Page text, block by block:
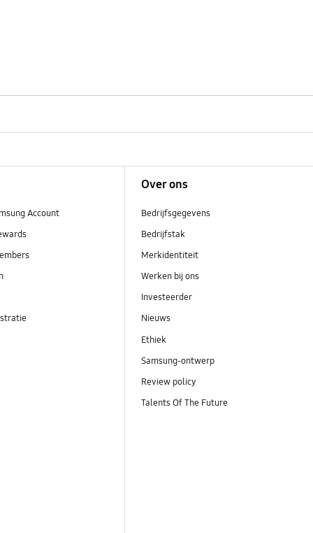
Account
Over ons
Bedrijfsgegevens
Bedrijfstak
Merkidentiteit
Werken bij ons
Investeerder
Nieuws
Ethiek
Samsung-ontwerp
Review policy
Talents Of The Future